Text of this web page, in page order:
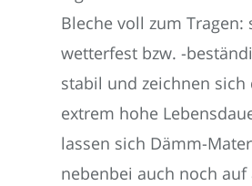
Bleche voll zum Tragen:
wetterfest bzw. -
stabil und zeichnen sich
extrem hohe
lassen sich Dämm-
nebenbei auch noch